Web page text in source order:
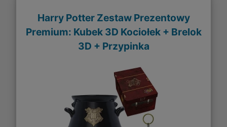
Harry Potter Zestaw Prezentowy
Premium: Kubek 3D Kociołek + Brelok
3D + Przypinka